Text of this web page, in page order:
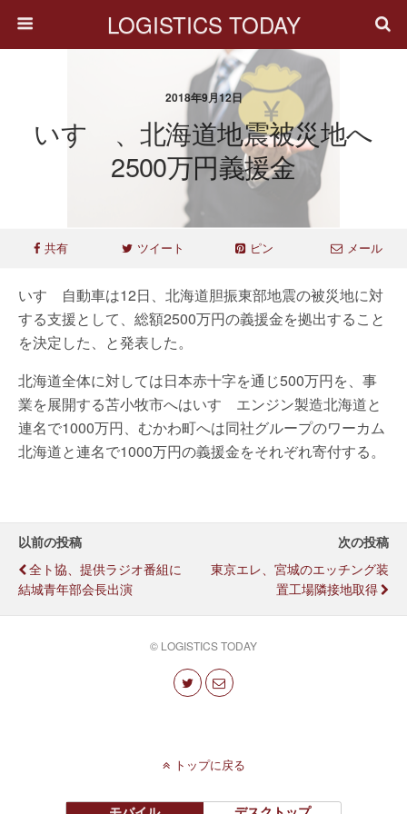
LOGISTICS TODAY
2018年9月12日
いすゞ、北海道地震被災地へ
2500万円義援金
共有 ツイート ピン メール
いすゞ自動車は12日、北海道胆振東部地震の被災地に対
する支援として、総額2500万円の義援金を拠出すること
を決定した、と発表した。
北海道全体に対しては日本赤十字を通じ500万円を、事
業を展開する苫小牧市へはいすゞエンジン製造北海道と
連名で1000万円、むかわ町へは同社グループのワーカム
北海道と連名で1000万円の義援金をそれぞれ寄付する。
以前の投稿
全ト協、提供ラジオ番組に
結城青年部会長出演
次の投稿
東京エレ、宮城のエッチング装
置工場隣接地取得
© LOGISTICS TODAY
トップに戻る